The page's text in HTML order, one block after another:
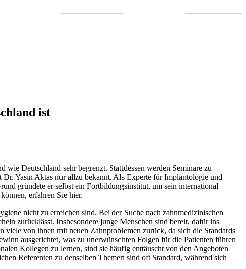
ist
Deutschland sehr begrenzt. Stattdessen werden Seminare zu
Yasin Aktas nur allzu bekannt. Als Experte für Implantologie und
gründete er selbst ein Fortbildungsinstitut, um sein international
erfahren Sie hier.
nicht zu erreichen sind. Bei der Suche nach zahnmedizinischen
zurücklässt. Insbesondere junge Menschen sind bereit, dafür ins
von ihnen mit neuen Zahnproblemen zurück, da sich die Standards
ausgerichtet, was zu unerwünschten Folgen für die Patienten führen
Kollegen zu lernen, sind sie häufig enttäuscht von den Angeboten
Referenten zu denselben Themen sind oft Standard, während sich